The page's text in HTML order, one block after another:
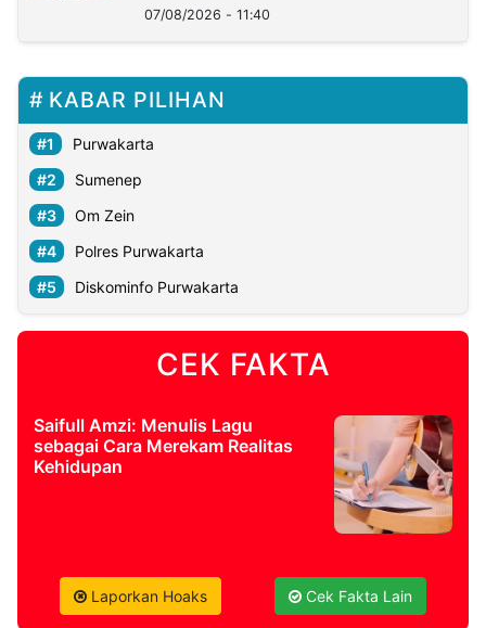
07/08/2026 - 11:40
KABAR PILIHAN
Purwakarta
Sumenep
Om Zein
Polres Purwakarta
Diskominfo Purwakarta
CEK FAKTA
Saifull Amzi: Menulis Lagu
sebagai Cara Merekam Realitas
Kehidupan
Laporkan Hoaks Cek Fakta Lain